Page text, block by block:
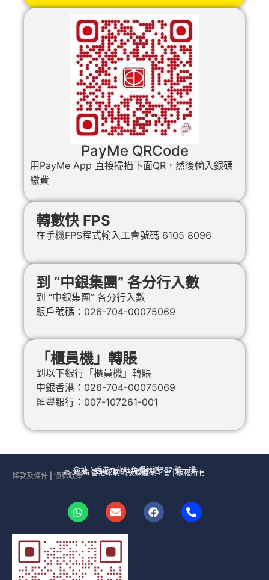
PayMe QRCode
用PayMe App 直接掃描下面QR，然後輸入銀碼
繳費
轉數快 FPS
在手機FPS程式輸入工會號碼 6105 8096
到 “中銀集團” 各分行入數
到 “中銀集團” 各分行入數
賬戶號碼：026-704-00075069
「櫃員機」轉賬
到以下銀行「櫃員機」轉賬
中銀香港：026-704-00075069
匯豐銀行：007-107261-001
© 2025 香港印刷出版媒體業工會 | 版權所有
會址：香港九龍旺角彌敦道757 號一樓
條款及條件 隱私政策